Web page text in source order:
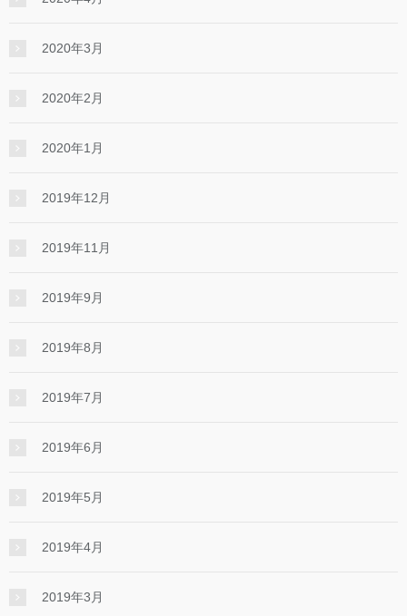
2020年3月
2020年2月
2020年1月
2019年12月
2019年11月
2019年9月
2019年8月
2019年7月
2019年6月
2019年5月
2019年4月
2019年3月